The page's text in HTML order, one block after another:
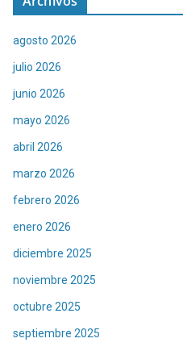
agosto 2026
julio 2026
junio 2026
mayo 2026
abril 2026
marzo 2026
febrero 2026
enero 2026
diciembre 2025
noviembre 2025
octubre 2025
septiembre 2025